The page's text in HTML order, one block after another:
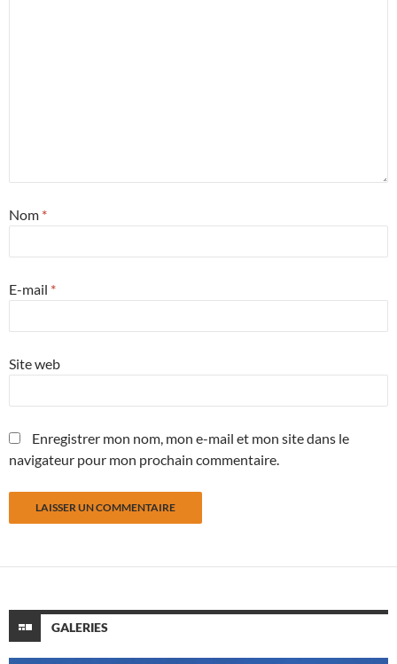
Nom *
E-mail *
Site web
Enregistrer mon nom, mon e-mail et mon site dans le
navigateur pour mon prochain commentaire.
GALERIES